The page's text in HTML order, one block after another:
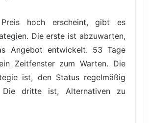
hoch erscheint, gibt es
Die erste ist abzuwarten,
Angebot entwickelt. 53 Tage
Zeitfenster zum Warten. Die
ist, den Status regelmäßig
dritte ist, Alternativen zu